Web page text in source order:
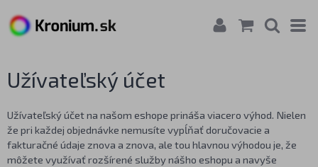
Užívateľský účet
Užívateľský účet na našom eshope prináša viacero výhod. Nielen
že pri každej objednávke nemusíte vypĺňať doručovacie a
fakturačné údaje znova a znova, ale tou hlavnou výhodou je, že
môžete využívať rozšírené služby nášho eshopu a navyše